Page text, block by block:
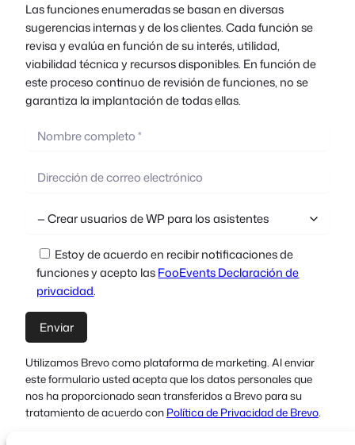
Las funciones enumeradas se basan en diversas
sugerencias internas y de los clientes. Cada función se
revisa y evalúa en función de su interés, utilidad,
viabilidad técnica y recursos disponibles. En función de
este proceso continuo de revisión de funciones, no se
garantiza la implantación de todas ellas.
Estoy de acuerdo en recibir notificaciones de
funciones y acepto lasFooEvents Declaración de
privacidad.
Utilizamos Brevo como plataforma de marketing. Al enviar
este formulario usted acepta que los datos personales que
nos ha proporcionado sean transferidos a Brevo para su
tratamiento de acuerdo con Política de Privacidad de Brevo.